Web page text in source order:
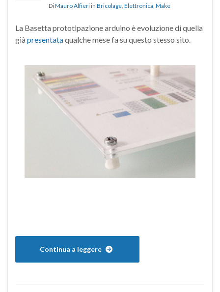
DiMauro Alfieri in Bricolage Elettronica Make
La Basetta prototipazione arduino è evoluzione di quella
già presentataqualche mese fa su questo stesso sito.
Continua a leggere